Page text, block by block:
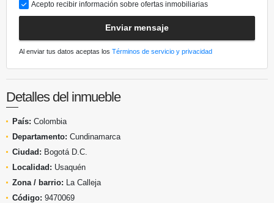
Acepto recibir información sobre ofertas inmobiliarias
Enviar mensaje
Al enviar tus datos aceptas los Términos de servicio y privacidad
Detalles del inmueble
País: Colombia
Departamento: Cundinamarca
Ciudad: Bogotá D.C.
Localidad: Usaquén
Zona / barrio: La Calleja
Código: 9470069